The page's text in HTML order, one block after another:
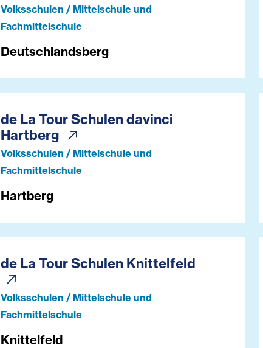
Volksschulen / Mittelschule und
Fachmittelschule
Deutschlandsberg
de La Tour Schulen davinci
Hartberg
Volksschulen / Mittelschule und
Fachmittelschule
Hartberg
de La Tour Schulen Knittelfeld
Volksschulen / Mittelschule und
Fachmittelschule
Knittelfeld